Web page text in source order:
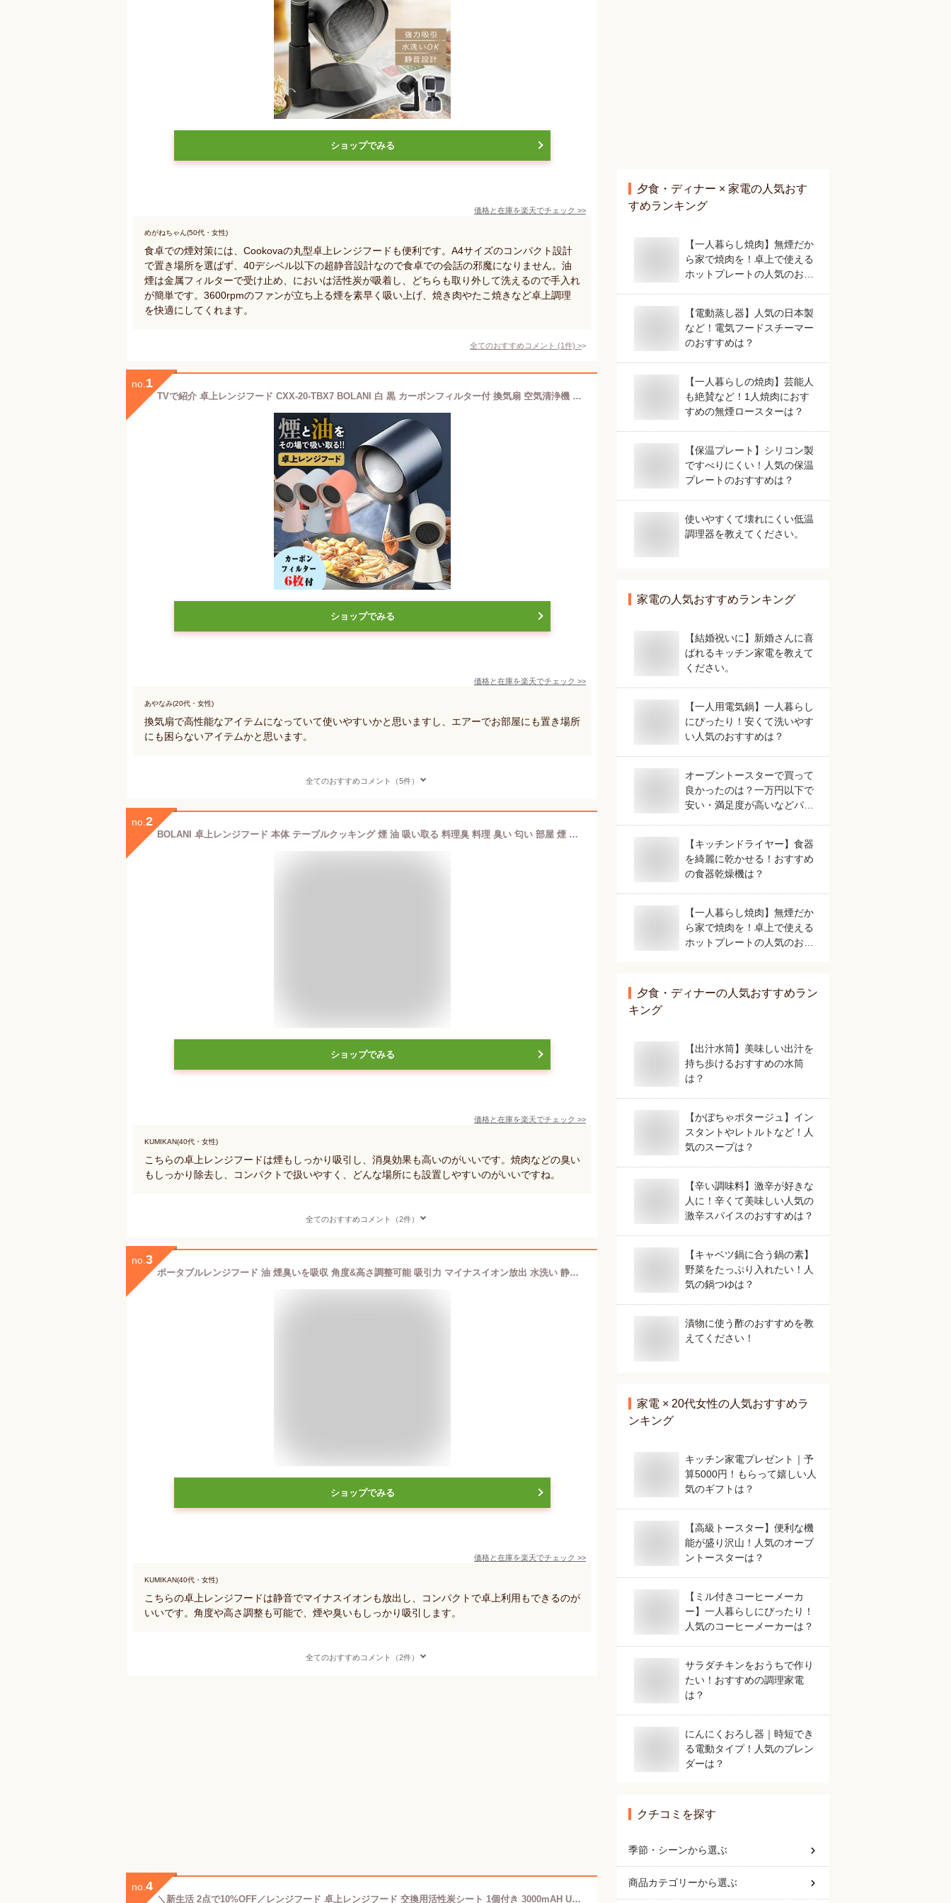
ショップでみる
価格と在庫を楽天でチェック >>
めがねちゃん(50代・女性)
食卓での煙対策には、Cookovaの丸型卓上レンジフードも便利です。A4サイズのコンパクト設計
で置き場所を選ばず、40デシベル以下の超静音設計なので食卓での会話の邪魔になりません。油
煙は金属フィルターで受け止め、においは活性炭が吸着し、どちらも取り外して洗えるので手入れ
が簡単です。3600rpmのファンが立ち上る煙を素早く吸い上げ、焼き肉やたこ焼きなど卓上調理
を快適にしてくれます。
全てのおすすめコメント (1件) >
no. 1
TVで紹介 卓上レンジフード CXX-20-TBX7 BOLANI 白 黒 カーボンフィルター付 換気扇 空気清浄機 消臭器 ミニ換気扇 小型換気扇 卓上換気扇 ポータブル換気扇 焼肉 エアー 無縁グリル 無臭グリル 無縁焼肉 無縁プレート 鍋料理 グリル プレート 空気清浄換気扇 エアクリーナー
ショップでみる
価格と在庫を楽天でチェック >>
あやなみ(20代・女性)
換気扇で高性能なアイテムになっていて使いやすいかと思いますし、エアーでお部屋にも置き場所
にも困らないアイテムかと思います。
全てのおすすめコメント（5件）
no. 2
BOLANI 卓上レンジフード 本体 テーブルクッキング 煙 油 吸い取る 料理臭 料理 臭い 匂い 部屋 煙 キッチン 家電 フード インテリア 消臭 臭い取り 臭いけし 自宅 焼肉 たこ焼き 焼き餃子 煙 ニオイ 空気 フィルター コンパクト 小型 持ち運び
ショップでみる
価格と在庫を楽天でチェック >>
KUMIKAN(40代・女性)
こちらの卓上レンジフードは煙もしっかり吸引し、消臭効果も高いのがいいです。焼肉などの臭い
もしっかり除去し、コンパクトで扱いやすく、どんな場所にも設置しやすいのがいいですね。
全てのおすすめコメント（2件）
no. 3
ポータブルレンジフード 油 煙臭いを吸収 角度&高さ調整可能 吸引力 マイナスイオン放出 水洗い 静音設計 卓上レンジフード 小型レンジフード キッチン換気扇 屋内バーベキュー キャンプ コードレス
ショップでみる
価格と在庫を楽天でチェック >>
KUMIKAN(40代・女性)
こちらの卓上レンジフードは静音でマイナスイオンも放出し、コンパクトで卓上利用もできるのが
いいです。角度や高さ調整も可能で、煙や臭いもしっかり吸引します。
全てのおすすめコメント（2件）
no. 4
＼新生活 2点で10%OFF／レンジフード 卓上レンジフード 交換用活性炭シート 1個付き 3000mAH USB充電式 125°調節可能 水洗い可 低騒音 換気 高圧風道 コンパクト 簡単操作 煙 油 ニオイ 卓上クッキング 換気 レンジフード ホームパーティー 焼肉 焼き餃子
夕食・ディナー × 家電の人気おす
すめランキング
【一人暮らし焼肉】無煙だか
ら家で焼肉を！卓上で使える
ホットプレートの人気のおす
【電動蒸し器】人気の日本製
など！電気フードスチーマー
のおすすめは？
【一人暮らしの焼肉】芸能人
も絶賛など！1人焼肉におす
すめの無煙ロースターは？
【保温プレート】シリコン製
ですべりにくい！人気の保温
プレートのおすすめは？
使いやすくて壊れにくい低温
調理器を教えてください。
家電の人気おすすめランキング
【結婚祝いに】新婚さんに喜
ばれるキッチン家電を教えて
ください。
【一人用電気鍋】一人暮らし
にぴったり！安くて洗いやす
い人気のおすすめは？
オーブントースターで買って
良かったのは？一万円以下で
安い・満足度が高いなどパン
【キッチンドライヤー】食器
を綺麗に乾かせる！おすすめ
の食器乾燥機は？
【一人暮らし焼肉】無煙だか
ら家で焼肉を！卓上で使える
ホットプレートの人気のおす
夕食・ディナーの人気おすすめラン
キング
【出汁水筒】美味しい出汁を
持ち歩けるおすすめの水筒
は？
【かぼちゃポタージュ】イン
スタントやレトルトなど！人
気のスープは？
【辛い調味料】激辛が好きな
人に！辛くて美味しい人気の
激辛スパイスのおすすめは？
【キャベツ鍋に合う鍋の素】
野菜をたっぷり入れたい！人
気の鍋つゆは？
漬物に使う酢のおすすめを教
えてください！
家電 × 20代女性の人気おすすめラ
ンキング
キッチン家電プレゼント｜予
算5000円！もらって嬉しい人
気のギフトは？
【高級トースター】便利な機
能が盛り沢山！人気のオーブ
ントースターは？
【ミル付きコーヒーメーカ
ー】一人暮らしにぴったり！
人気のコーヒーメーカーは？
サラダチキンをおうちで作り
たい！おすすめの調理家電
は？
にんにくおろし器｜時短でき
る電動タイプ！人気のブレン
ダーは？
クチコミを探す
季節・シーンから選ぶ
商品カテゴリーから選ぶ